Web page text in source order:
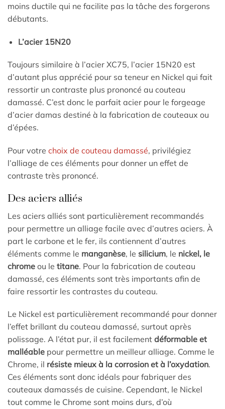
moins ductile qui ne facilite pas la tâche des forgerons
débutants.
L’acier 15N20
Toujours similaire à l’acier XC75, l’acier 15N20 est
d’autant plus apprécié pour sa teneur en Nickel qui fait
ressortir un contraste plus prononcé au couteau
damassé. C’est donc le parfait acier pour le forgeage
d’acier damas destiné à la fabrication de couteaux ou
d’épées.
Pour votre choix de couteau damassé, privilégiez
l’alliage de ces éléments pour donner un effet de
contraste très prononcé.
Des aciers alliés
Les aciers alliés sont particulièrement recommandés
pour permettre un alliage facile avec d’autres aciers. À
part le carbone et le fer, ils contiennent d’autres
éléments comme le manganèse, le silicium, le nickel, le
chrome ou le titane. Pour la fabrication de couteau
damassé, ces éléments sont très importants afin de
faire ressortir les contrastes du couteau.
Le Nickel est particulièrement recommandé pour donner
l’effet brillant du couteau damassé, surtout après
polissage. A l’état pur, il est facilement déformable et
malléable pour permettre un meilleur alliage. Comme le
Chrome, il résiste mieux à la corrosion et à l’oxydation.
Ces éléments sont donc idéals pour fabriquer des
couteaux damassés de cuisine. Cependant, le Nickel
tout comme le Chrome sont moins durs, d’où